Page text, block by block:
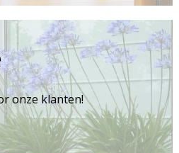
onze klanten!